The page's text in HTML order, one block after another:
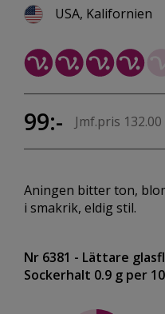
USA, Kalifornien
99:- Jmf.pris
Aningen bitter ton,
i smakrik, eldig stil.
Nr 6381 - Lättare
Sockerhalt 0.9 g per